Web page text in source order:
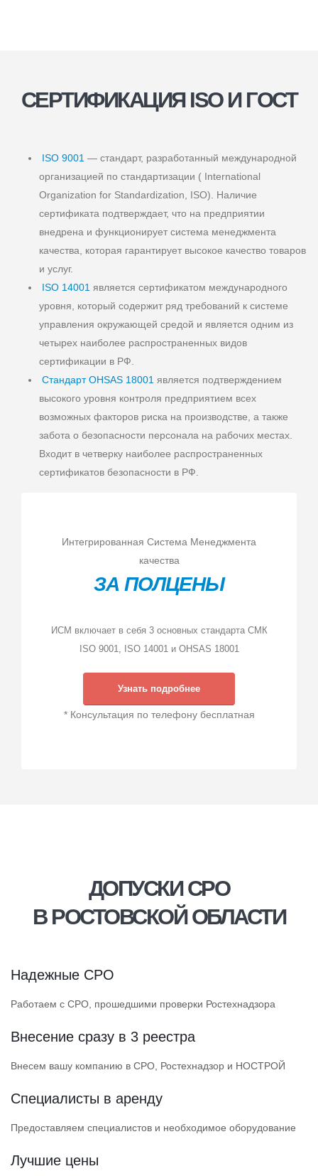
СЕРТИФИКАЦИЯ ISO И ГОСТ
ISO 9001 — стандарт, разработанный международной
организацией по стандартизации ( International
Organization for Standardization, ISO). Наличие
сертификата подтверждает, что на предприятии
внедрена и функционирует система менеджмента
качества, которая гарантирует высокое качество товаров
и услуг.
ISO 14001 является сертификатом международного
уровня, который содержит ряд требований к системе
управления окружающей средой и является одним из
четырех наиболее распространенных видов
сертификации в РФ.
Стандарт OHSAS 18001 является подтверждением
высокого уровня контроля предприятием всех
возможных факторов риска на производстве, а также
забота о безопасности персонала на рабочих местах.
Входит в четверку наиболее распространенных
сертификатов безопасности в РФ.
Интегрированная Система Менеджмента
качества
ЗА ПОЛЦЕНЫ
ИСМ включает в себя 3 основных стандарта СМК
ISO 9001, ISO 14001 и OHSAS 18001
Узнать подробнее
* Консультация по телефону бесплатная
ДОПУСКИ СРО
В РОСТОВСКОЙ ОБЛАСТИ
Надежные СРО
Работаем с СРО, прошедшими проверки Ростехнадзора
Внесение сразу в 3 реестра
Внесем вашу компанию в СРО, Ростехнадзор и НОСТРОЙ
Специалисты в аренду
Предоставляем специалистов и необходимое оборудование
Лучшие цены